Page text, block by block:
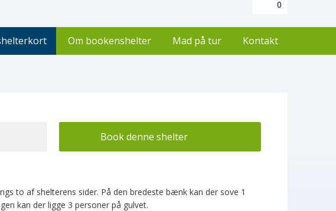
0
Om bookenshelter Mad på tur Kontakt
Book denne shelter
to af shelterens sider. På den bredeste bænk kan der sove 1
kan der ligge 3 personer på gulvet.